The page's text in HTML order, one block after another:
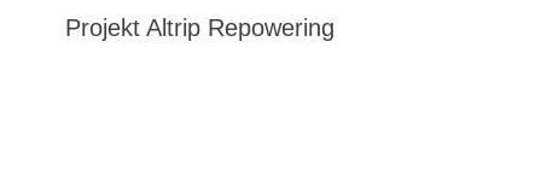
Projekt Altrip Repowering